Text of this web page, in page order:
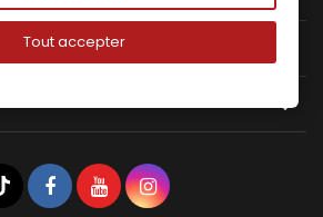

Tout accepter